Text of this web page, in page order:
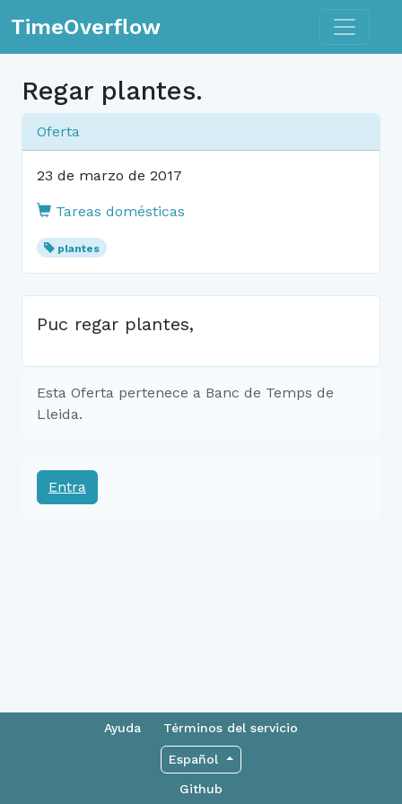
TimeOverflow Toggle
Regar plantes.
Oferta
23 de marzo de 2017
Tareas domésticas
plantes
Puc regar plantes,
Esta Oferta pertenece a Banc de Temps de
Lleida.
Entra
Ayuda Términos del servicio
Español
Github